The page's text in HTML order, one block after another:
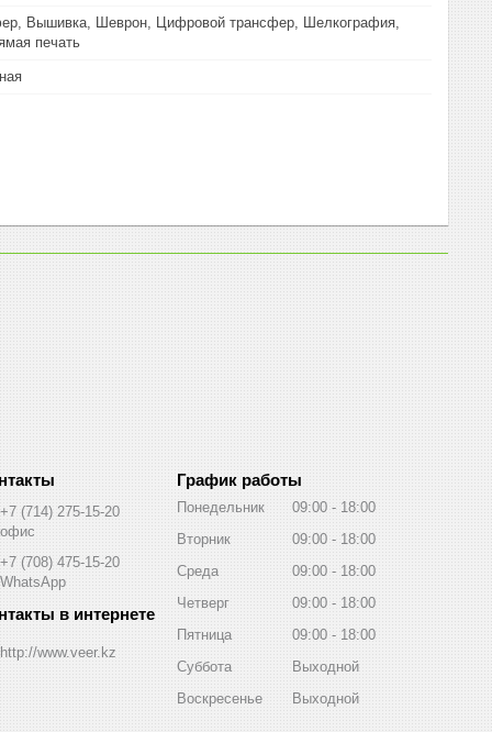
Вышивка, Шеврон, Цифровой трансфер, Шелкография,
печать
+7 (714) 275-15-20
офис
+7 (708) 475-15-20
WhatsApp
http://www.veer.kz
График работы
Понедельник 09:00
18:00
Вторник
09:00
18:00
Среда
09:00
18:00
Четверг
09:00
18:00
Пятница
09:00
18:00
Суббота
Выходной
Воскресенье
Выходной